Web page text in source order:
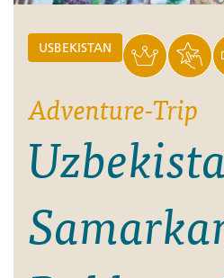
USBEKISTAN
Adventure-Trip